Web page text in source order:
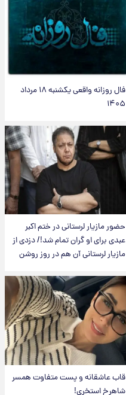
فال روزانه واقعی یکشنبه ۱۸ مرداد
۱۴۰۵
حضور مازیار لرستانی در ختم اکبر
عبدی برای او گران تمام شد!/ دزدی از
مازیار لرستانی آن هم در روز روشن
قاب عاشقانه و پست متفاوت همسر
شاهرخ استخری!